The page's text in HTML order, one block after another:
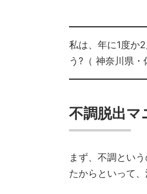
私は、年に1度か
う?（ 神奈川県・
不調脱出マ
まず、不調とい
たからといって